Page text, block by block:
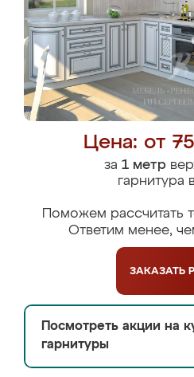
Цена: от
за 1 метр
гарнитура
Поможем рассчитать
Ответим менее,
ЗАКАЗАТЬ
Посмотреть акции на
гарнитуры